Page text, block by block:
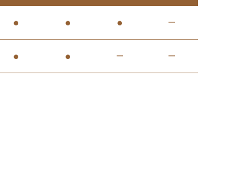
● ● ● —
● ● — —